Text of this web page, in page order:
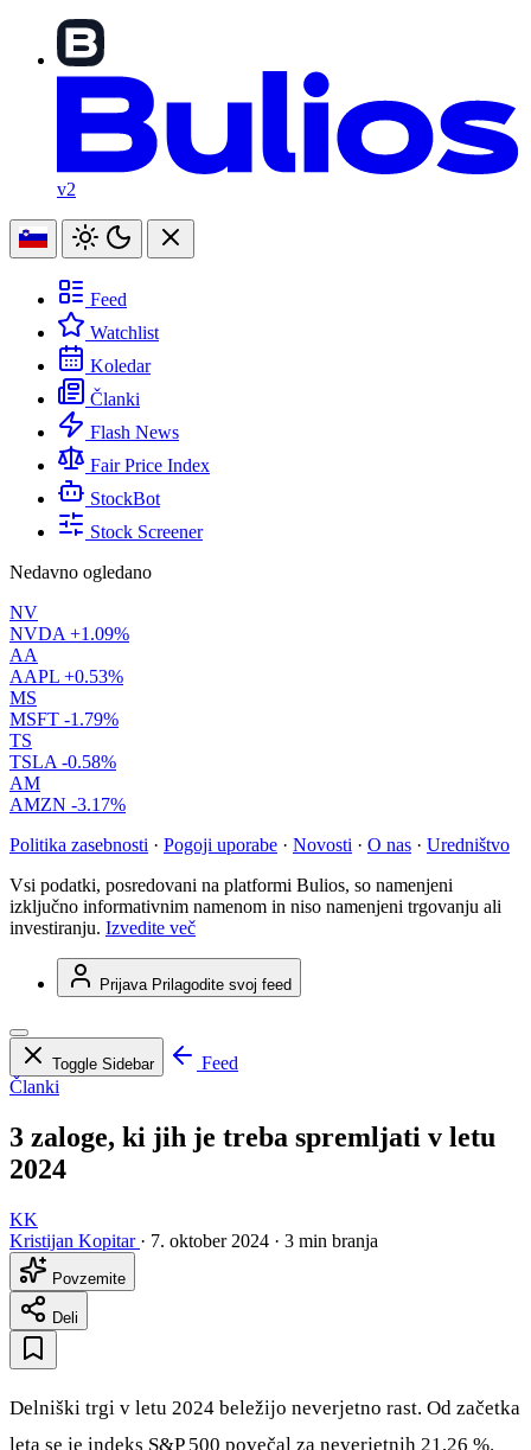
v2
Feed
Watchlist
Koledar
Članki
Flash News
Fair Price Index
StockBot
Stock Screener
Nedavno ogledano
NV
NVDA +1.09%
AA
AAPL +0.53%
MS
MSFT -1.79%
TS
TSLA -0.58%
AM
AMZN -3.17%
Politika zasebnosti · Pogoji uporabe · Novosti · O nas · Uredništvo
Vsi podatki, posredovani na platformi Bulios, so namenjeni
izključno informativnim namenom in niso namenjeni trgovanju ali
investiranju. Izvedite več
Prijava Prilagodite svoj feed
Toggle Sidebar
Feed
Članki
3 zaloge, ki jih je treba spremljati v letu
2024
KK
Kristijan Kopitar · 7. oktober 2024 · 3 min branja
Povzemite
Deli
Delniški trgi v letu 2024 beležijo neverjetno rast. Od začetka
leta se je indeks S&P 500 povečal za neverjetnih 21,26 %.